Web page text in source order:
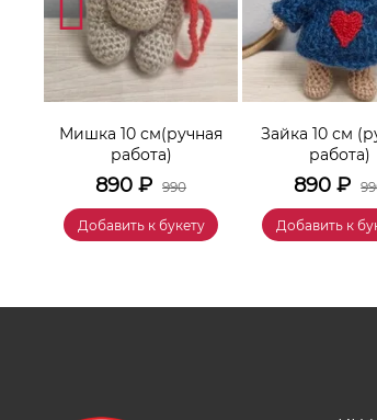
Мишка 10 см(ручная
работа)
890 ₽ 990
Добавить к букету
Зайка 10 см
работа)
890 ₽
Добавить к